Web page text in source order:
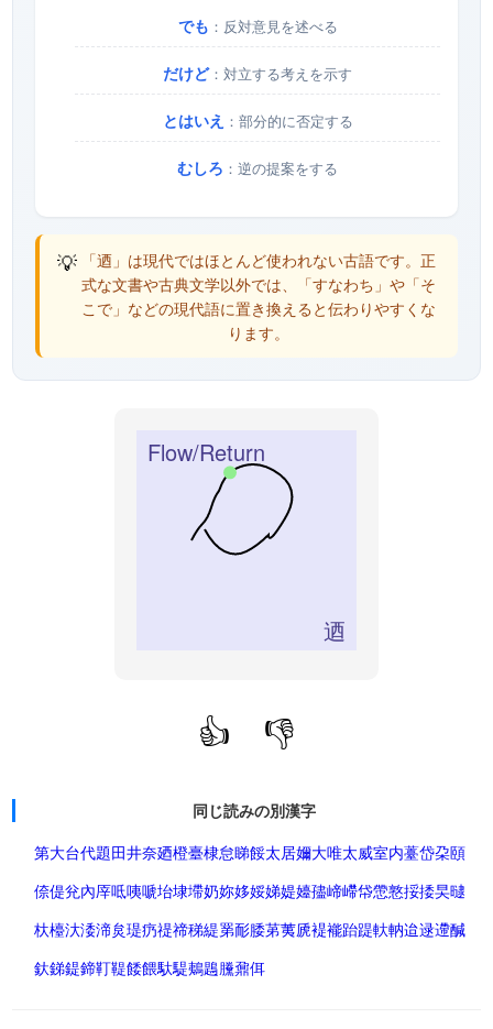
でも ：反対意見を述べる
だけど：対立する考えを示す
とはいえ ：部分的に否定する
むしろ ：逆の提案をする
💡 「迺」は現代ではほとんど使われない古語です。正
式な文書や古典文学以外では、「すなわち」や「そ
こで」などの現代語に置き換えると伝わりやすくな
ります。
迺
Flow/Return
👍 👎
同じ読みの別漢字
第大台代題田井奈廼橙臺棣怠睇餒太居嬭大唯太威室内薹岱朶頤
倷偍兊內厗呧咦嗁坮埭墆奶妳姼娞娣媞嬯孻崹嵽帒慸憝挼捼旲曃
杕檯汏涹渧炱瑅疓禔禘稊緹罤耏腇苐荑虒褆褦跆踶軑軜迨逯遰醎
釱銻鍉鍗靪鞮餧餵馱騠鴺鶗黱鼐佴